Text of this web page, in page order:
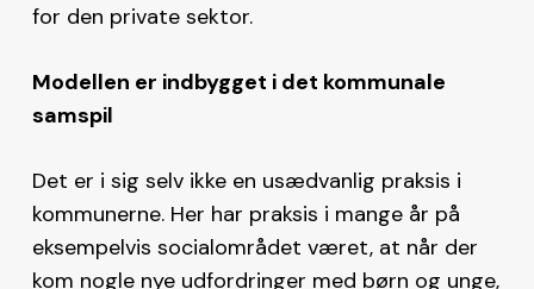
for den private sektor.
Modellen er indbygget i det kommunale
samspil
Det er i sig selv ikke en usædvanlig praksis i
kommunerne. Her har praksis i mange år på
eksempelvis socialområdet været, at når der
kom nogle nye udfordringer med børn og unge,